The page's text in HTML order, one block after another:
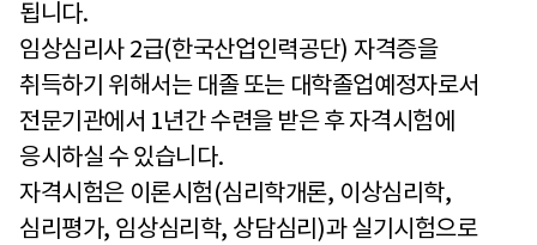
됩니다.
임상심리사 2급(한국산업인력공단)자격증을
취득하기 위해서는 대졸 또는 대학졸업예정자로서
전문기관에서 1년간 수련을 받은 후 자격시험에
응시하실 수 있습니다.
자격시험은 이론시험(심리학개론, 이상심리학,
심리평가, 임상심리학, 상담심리 )과 실기시험으로